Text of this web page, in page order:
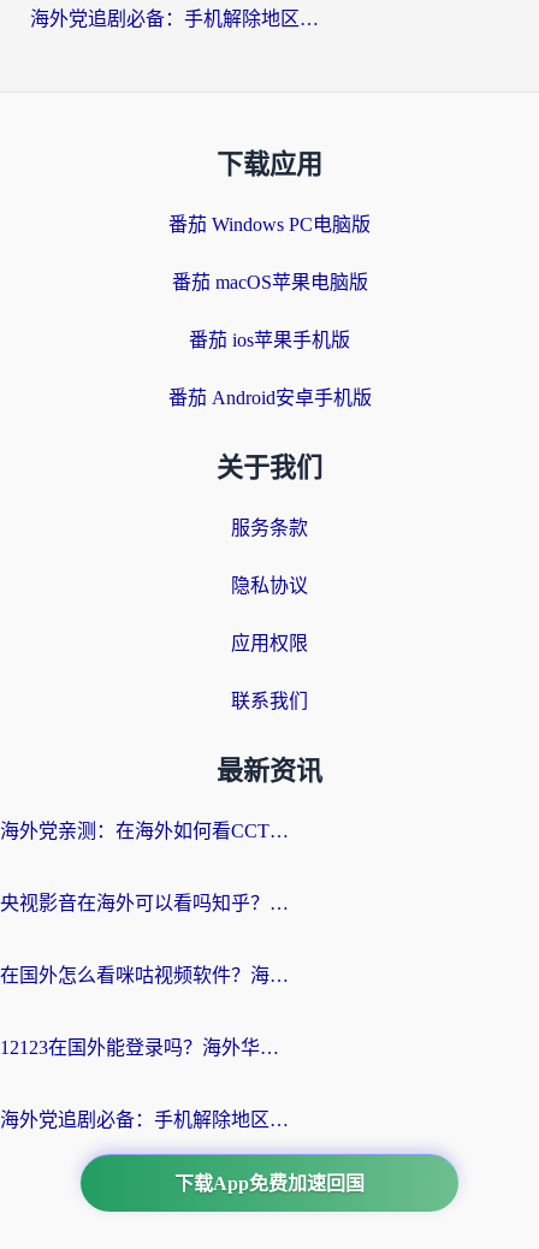
海外党追剧必备：手机解除地区限制app怎么选？解决央视视频&国内剧地区限制全指南
下载应用
番茄 Windows PC电脑版
番茄 macOS苹果电脑版
番茄 ios苹果手机版
番茄 Android安卓手机版
关于我们
服务条款
隐私协议
应用权限
联系我们
最新资讯
海外党亲测：在海外如何看CCTV？告别“仅限大陆播放”的实用指南
央视影音在海外可以看吗知乎？留学生亲测：3步解决地域限制+追剧自由
在国外怎么看咪咕视频软件？海外党亲测有效的回国加速方案
12123在国外能登录吗？海外华人必看的回国加速实用指南
海外党追剧必备：手机解除地区限制app怎么选？解决央视视频&国内剧地区限制全指南
下载App免费加速回国